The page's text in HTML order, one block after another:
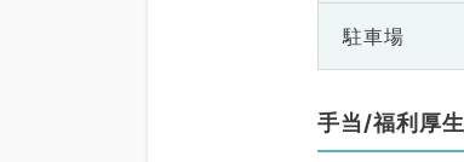
駐車場
手当/福利厚生